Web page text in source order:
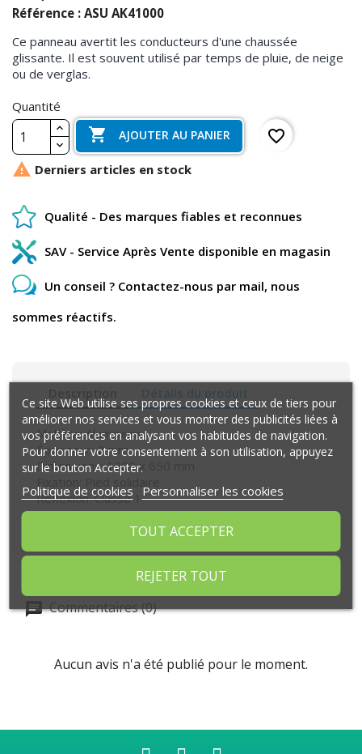
Référence : ASU AK41000
Ce panneau avertit les conducteurs d'une chaussée
glissante. Il est souvent utilisé par temps de pluie, de neige
ou de verglas.
Quantité
 AJOUTER AU PANIER
favorite_border
 Derniers articles en stock
Qualité - Des marques fiables et reconnues
SAV - Service Après Vente disponible en magasin
Un conseil ? Contactez-nous par mail, nous
sommes réactifs.
Détails du produit
Matière: Aluminium
Épaisseur: 2 mm
Dimensions: 1000 x 650 mm
Réflexion: Classe 1
Homologation: CE
Commentaires (0)
Aucun avis n'a été publié pour le moment.
Ce site Web utilise ses propres cookies et ceux de tiers pour
améliorer nos services et vous montrer des publicités liées à
vos préférences en analysant vos habitudes de navigation.
Pour donner votre consentement à son utilisation, appuyez
sur le bouton Accepter.
Politique de cookies Personnaliser les cookies
REJETER TOUT
TOUT ACCEPTER